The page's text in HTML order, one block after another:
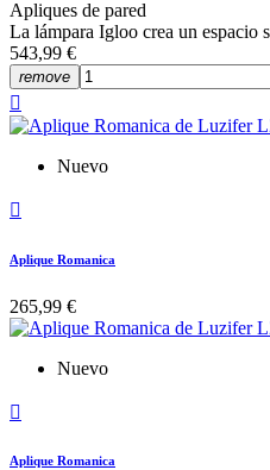
Apliques de pared
La lámpara Igloo crea un espacio
543,99 €
remove

Nuevo

Aplique Romanica
265,99 €
Nuevo

Aplique Romanica